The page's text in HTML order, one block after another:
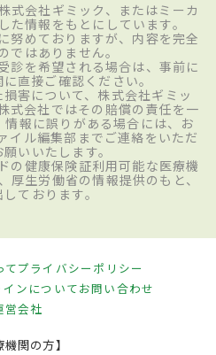
式会社ギミック、またはミーカ
た情報をもとにしています。
努めておりますが、内容を完全
ではありません。
診を希望される場合は、事前に
直接ご確認ください。
害について、株式会社ギミッ
式会社ではその賠償の責任を一
報に誤りがある場合には、お
イル編集部までご連絡をいただ
いいたします。
の健康保険証利用可能な医療機
厚生労働省の情報提供のもと、
ております。
てプライバシーポリシー
ンについてお問い合わせ
営会社
機関の方】